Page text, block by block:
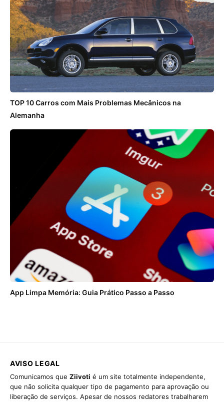
TOP 10 Carros com Mais Problemas Mecânicos na
Alemanha
App Limpa Memória: Guia Prático Passo a Passo
AVISO LEGAL
Comunicamos que Ziivoti é um site totalmente independente,
que não solicita qualquer tipo de pagamento para aprovação ou
liberação de serviços. Apesar de nossos redatores trabalharem